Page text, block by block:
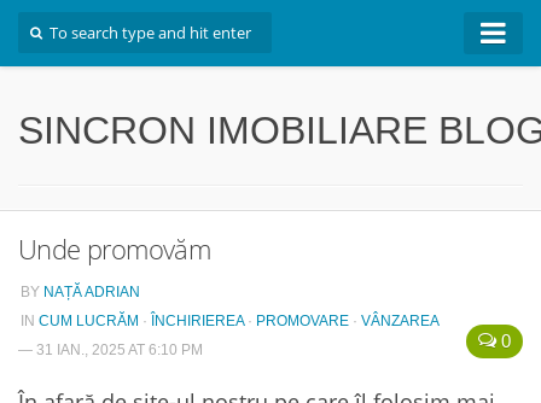
SINCRON IMOBILIARE
Unde promovăm
0
BY NAȚĂ ADRIAN
IN CUM LUCRĂM · ÎNCHIRIEREA· PROMOVARE · VÂNZAREA
— 31 IAN., 2025 AT 6:10 PM